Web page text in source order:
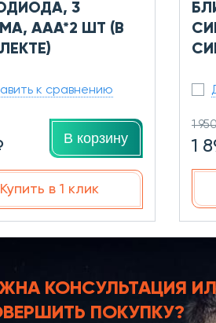
3
AAA*2 ШТ (В
к сравнению
В корзину
Купить в 1 клик
1
1
КОНСУЛЬТАЦИЯ
ПОКУПКУ?